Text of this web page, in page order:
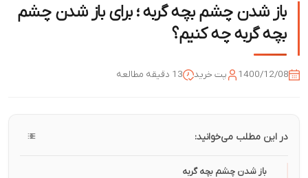
باز شدن چشم بچه گربه ؛ برای باز شدن چشم
بچه گربه چه کنیم؟
1400/12/08 پت خرید 13 دقیقه مطالعه
در این مطلب می‌خوانید:
باز شدن چشم بچه گربه